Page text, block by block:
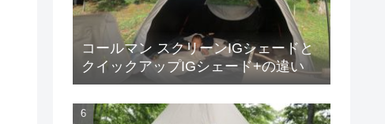
コールマン スクリーンIGシェードと
クイックアップIGシェード+の違い